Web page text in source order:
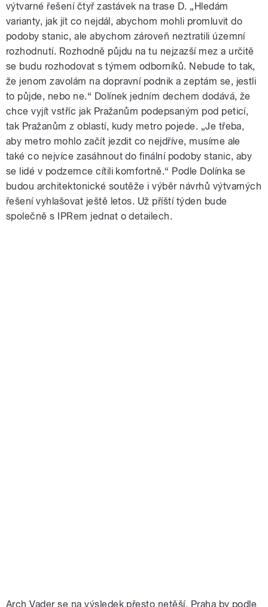
výtvarné řešení čtyř zastávek na trase D. „Hledám
varianty, jak jít co nejdál, abychom mohli promluvit do
podoby stanic, ale abychom zároveň neztratili územní
rozhodnutí. Rozhodně půjdu na tu nejzazší mez a určitě
se budu rozhodovat s týmem odborníků. Nebude to tak,
že jenom zavolám na dopravní podnik a zeptám se, jestli
to půjde, nebo ne.“ Dolínek jedním dechem dodává, že
chce vyjít vstříc jak Pražanům podepsaným pod peticí,
tak Pražanům z oblastí, kudy metro pojede. „Je třeba,
aby metro mohlo začít jezdit co nejdříve, musíme ale
také co nejvíce zasáhnout do finální podoby stanic, aby
se lidé v podzemce cítili komfortně.“ Podle Dolínka se
budou architektonické soutěže i výběr návrhů výtvarných
řešení vyhlašovat ještě letos. Už příští týden bude
společně s IPRem jednat o detailech.
Arch Vader se na výsledek přesto netěší. Praha by podle